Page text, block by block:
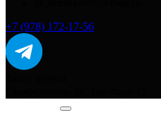
+7 (978) 172-17-56